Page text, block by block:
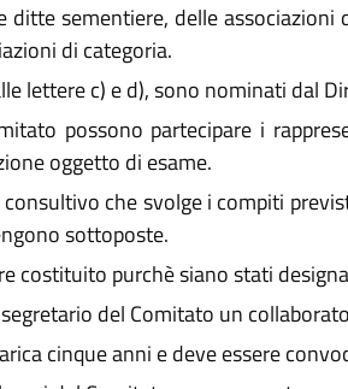
ditte sementiere, delle
di categoria.
lettere c) e d), sono nominati dal
possono partecipare i
oggetto di esame.
che svolge i compiti
sottoposte.
costituito purchè siano stati
del Comitato un
cinque anni e deve essere